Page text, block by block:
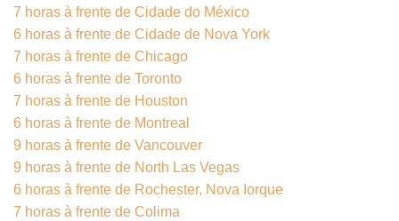
7 horas à frente de Cidade do México
6 horas à frente de Cidade de Nova York
7 horas à frente de Chicago
6 horas à frente de Toronto
7 horas à frente de Houston
6 horas à frente de Montreal
9 horas à frente de Vancouver
9 horas à frente de North Las Vegas
6 horas à frente de Rochester, Nova Iorque
7 horas à frente de Colima